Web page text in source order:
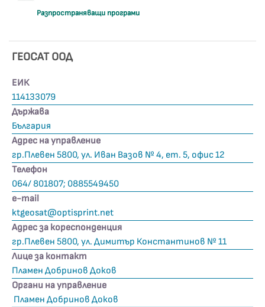
Разпространяващи програми
ГЕОСАТ ООД
ЕИК
114133079
Държава
България
Адрес на управление
гр.Плевен 5800, ул. Иван Вазов № 4, ет. 5, офис 12
Телефон
064/ 801807; 0885549450
е-mail
ktgeosat@optisprint.net
Адрес за кореспонденция
гр.Плевен 5800, ул. Димитър Константинов № 11
Лице за контакт
Пламен Добринов Доков
Органи на управление
Пламен Добринов Доков